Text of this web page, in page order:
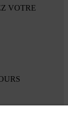
VOTRE